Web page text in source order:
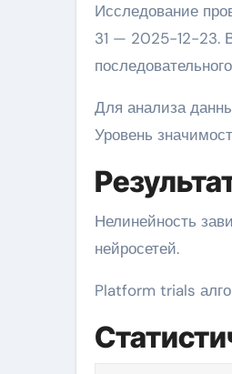
Исследование проводилось в Институт анализа поведенческой биологии в период 2026-07-
31 — 2025-12-23.
Для анализа
Уровень
Нелинейность
нейросетей.
Platform trials